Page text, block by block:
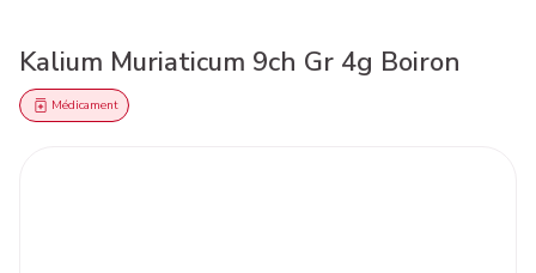
Kalium Muriaticum 9ch Gr 4g Boiron
Médicament